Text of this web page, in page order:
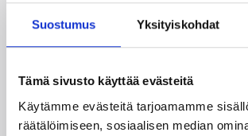
Suostumus Yksityiskohdat
Tämä sivusto käyttää evästeitä
Käytämme evästeitä tarjoamamme
räätälöimiseen, sosiaalisen median
Suomen 16-vuotiaat pojat
kisojen voittotili aukesi
vakuuttavalla pelillä